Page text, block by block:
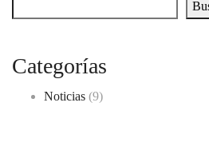
Categorías
Noticias (9)